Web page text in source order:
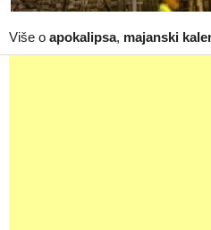
Više o apokalipsa, majanski